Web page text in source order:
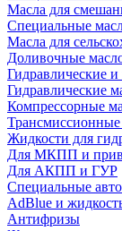
Масла для
Специальные
Масла для
Доливочные
Гидравлические
Гидравлические
Компрессорные
Жидкости для
Для МКПП и
Для АКПП и ГУР
Специальные
AdBlue и
Антифризы